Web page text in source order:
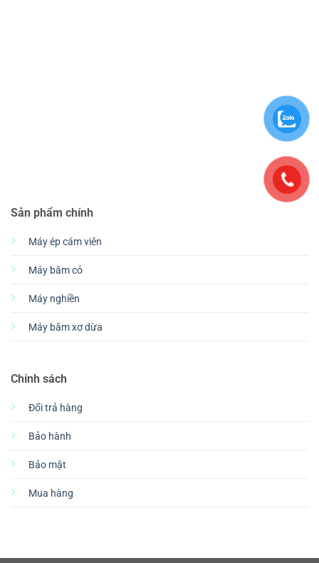
Sản phẩm chính
Máy ép cám viên
Máy băm cỏ
Máy nghiền
Máy băm xơ dừa
Chính sách
Đổi trả hàng
Bảo hành
Bảo mật
Mua hàng